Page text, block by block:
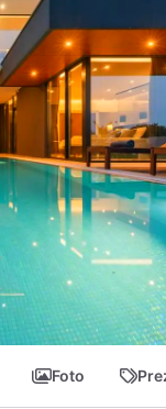
Foto